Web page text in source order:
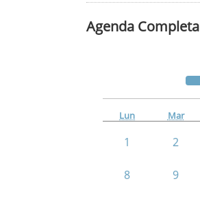
Agenda Completa
Lun Mar
1 2
8 9